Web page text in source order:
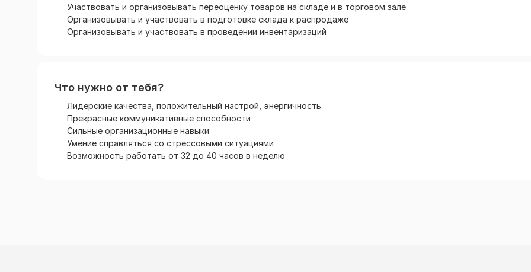
Участвовать и организовывать переоценку товаров на складе и в торговом зале
Организовывать и участвовать в подготовке склада к распродаже
Организовывать и участвовать в проведении инвентаризаций
Что нужно от тебя?
Лидерские качества, положительный настрой, энергичность
Прекрасные коммуникативные способности
Сильные организационные навыки
Умение справляться со стрессовыми ситуациями
Возможность работать от 32 до 40 часов в неделю